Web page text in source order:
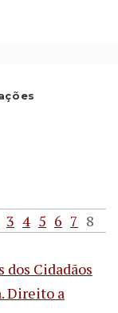
3 4 5 6 7 8
Cidadãos
Direito a